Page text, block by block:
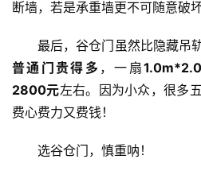
断墙，若是承重墙更不可随意破坏
最后，谷仓门虽然比隐藏吊
普通门贵得多 ，一扇
2800元左右。因为小众，很多
费心费力又费钱！
选谷仓门，慎重呐！